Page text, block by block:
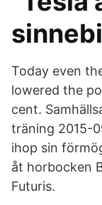
Today even
lowered the
cent.
träning 2015-
ihop sin
åt horbocken
Futuris.